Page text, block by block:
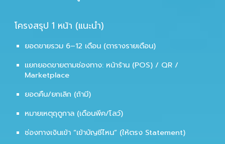
โครงสรุป 1 หน้า (แนะนำ)
ยอดขายรวม 6–12 เดือน (ตารางรายเดือน)
แยกยอดขายตามช่องทาง: หน้าร้าน (POS) / QR /
Marketplace
ยอดคืน/ยกเลิก (ถ้ามี)
หมายเหตุฤดูกาล (เดือนพีค/โลว์)
ช่องทางเงินเข้า “เข้าบัญชีไหน” (ให้ตรง Statement)